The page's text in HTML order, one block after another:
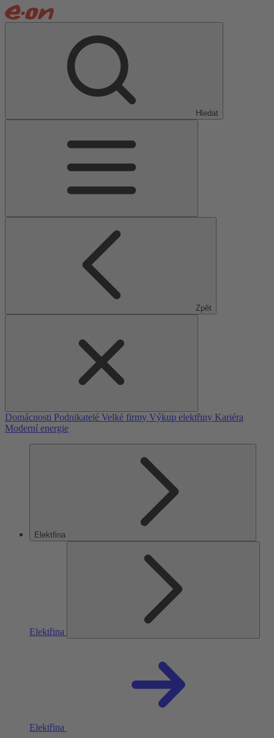
Hledat
Zpět
Domácnosti Podnikatelé Velké firmy Výkup elektřiny Kariéra
Moderní energie
Elektřina
Elektřina
Elektřina